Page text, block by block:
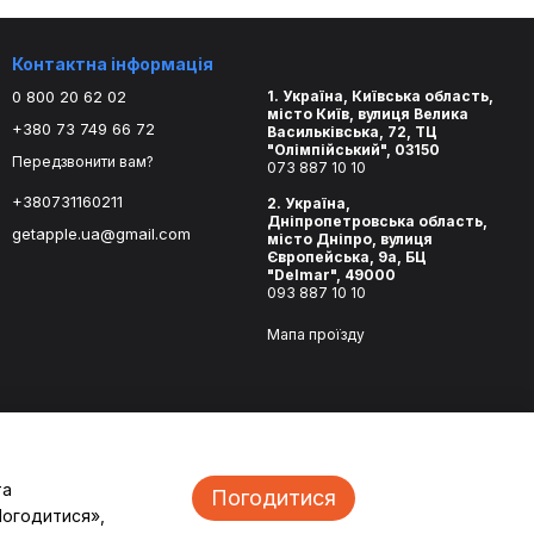
Контактна інформація
0 800 20 62 02
+380 73 749 66 72
Передзвонити вам?
+380731160211
getapple.ua@gmail.com
1. Україна, Київська область,
місто Київ, вулиця Велика
Васильківська, 72, ТЦ
"Олімпійський", 03150
073 887 10 10
2. Україна,
Дніпропетровська область,
місто Дніпро, вулиця
Європейська, 9а, БЦ
"Delmar", 49000
093 887 10 10
Мапа проїзду
Погодитися